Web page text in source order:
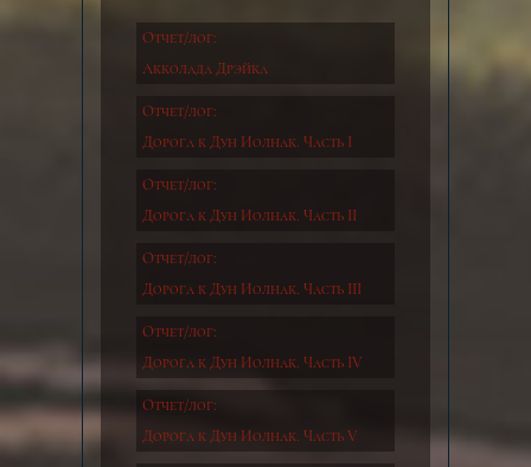
Отчет/лог:
Акколада Дрэйка
Отчет/лог:
Дорога к Дун Иолнак. Часть I
Отчет/лог:
Дорога к Дун Иолнак. Часть II
Отчет/лог:
Дорога к Дун Иолнак. Часть III
Отчет/лог:
Дорога к Дун Иолнак. Часть IV
Отчет/лог:
Дорога к Дун Иолнак. Часть V